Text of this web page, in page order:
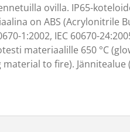
ovilla. IP65-
on ABS (Acrylonitrile
1:2002, IEC 60670-
materiaalille 650 °C
to fire).